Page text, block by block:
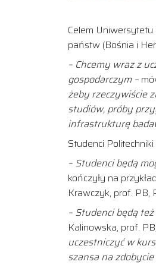
Celem
państw (Bośnia i
– Chcemy wraz z
gospodarczym –
żeby rzeczywiście
studiów, próby
infrastrukturę
Studenci
– Studenci będą
kończyły na
Krawczyk, prof. PB,
– Studenci będą
Kalinowska, prof.
uczestniczyć w
szansa na